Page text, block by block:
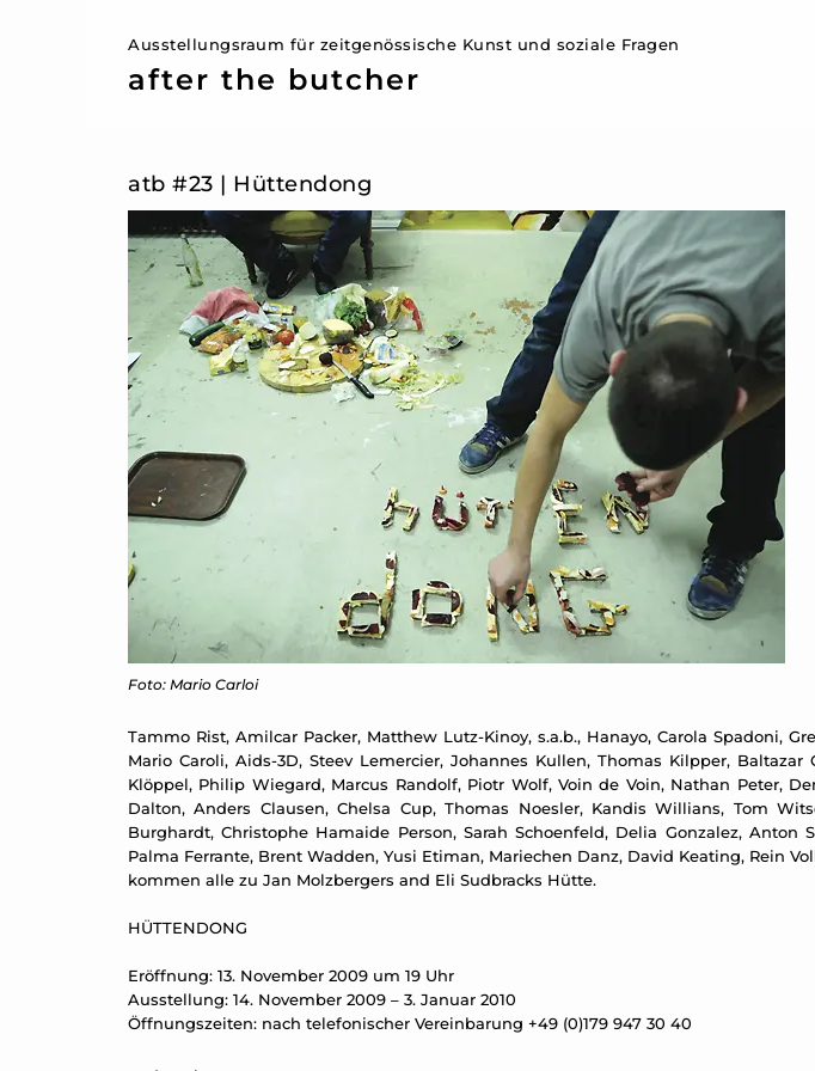
Ausstellungsraum für zeitgenössische Kunst und soziale Fragen
after the butcher
atb #23 | Hüttendong
Foto: Mario Carloi
Tammo Rist, Amilcar Packer, Matthew Lutz-Kinoy, s.a.b., Hanayo, Carola Spadoni,
Mario Caroli, Aids-3D, Steev Lemercier, Johannes Kullen, Thomas Kilpper,
Klöppel, Philip Wiegard, Marcus Randolf, Piotr Wolf, Voin de Voin, Nathan Peter,
Dalton, Anders Clausen, Chelsa Cup, Thomas Noesler, Kandis Willians, Tom
Burghardt, Christophe Hamaide Person, Sarah Schoenfeld, Delia Gonzalez,
Palma Ferrante, Brent Wadden, Yusi Etiman, Mariechen Danz, David Keating, Rein
kommen alle zu Jan Molzbergers and Eli Sudbracks Hütte.
HÜTTENDONG
Eröffnung: 13. November 2009 um 19 Uhr
Ausstellung: 14. November 2009 – 3. Januar 2010
Öffnungszeiten: nach telefonischer Vereinbarung +49 (0)179 947 30 40